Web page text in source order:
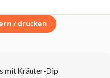
/ drucken
mit Kräuter-Dip